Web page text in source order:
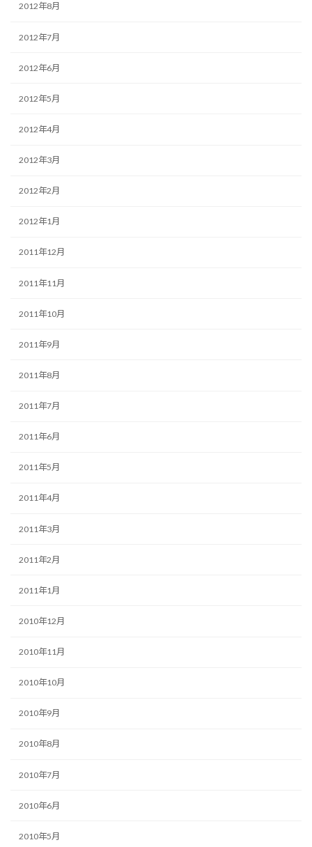
2012年8月
2012年7月
2012年6月
2012年5月
2012年4月
2012年3月
2012年2月
2012年1月
2011年12月
2011年11月
2011年10月
2011年9月
2011年8月
2011年7月
2011年6月
2011年5月
2011年4月
2011年3月
2011年2月
2011年1月
2010年12月
2010年11月
2010年10月
2010年9月
2010年8月
2010年7月
2010年6月
2010年5月